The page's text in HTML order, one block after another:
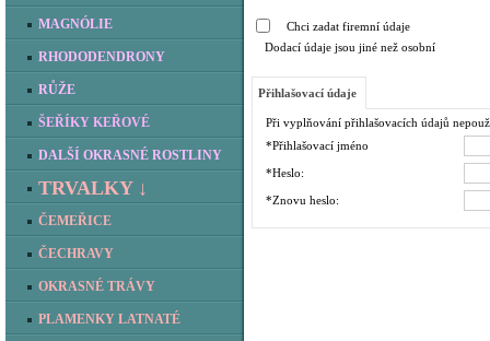
MAGNÓLIE
RHODODENDRONY
RŮŽE
ŠEŘÍKY KEŘOVÉ
DALŠÍ OKRASNÉ ROSTLINY
TRVALKY ↓
ČEMEŘICE
ČECHRAVY
OKRASNÉ TRÁVY
PLAMENKY LATNATÉ
Chci zadat firemní údaje
Dodací údaje jsou jiné než osobní
Přihlašovací údaje
Při vyplňování přihlašovacích údajů
*Přihlašovací jméno
*Heslo:
*Znovu heslo: